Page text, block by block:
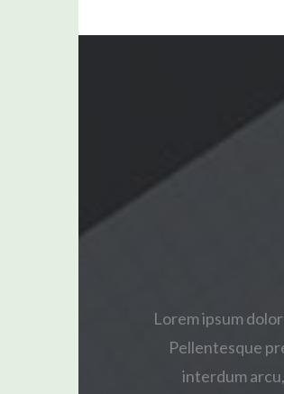
Lorem ipsum
Pellentesque
interdum